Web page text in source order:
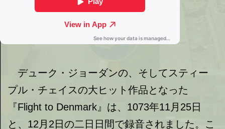
デューク・ジョーダンの、そしてスティー
プル・チェイスの大ヒット作品となった
『Flight to Denmark』は、1073年11月25日
と、12月2日の二日日間で録音されました。こ